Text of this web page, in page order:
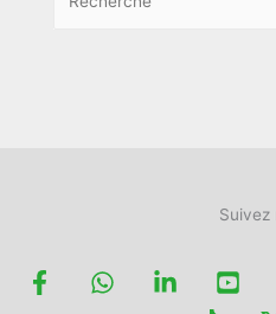
Suivez